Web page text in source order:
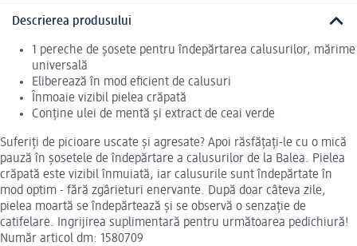
Descrierea produsului
1 pereche de șosete pentru îndepărtarea calusurilor, mărime
universală
Eliberează în mod eficient de calusuri
Înmoaie vizibil pielea crăpată
Conține ulei de mentă și extract de ceai verde
Suferiți de picioare uscate și agresate? Apoi răsfățați-le cu o mică
pauză în șosetele de îndepărtare a calusurilor de la Balea. Pielea
crăpată este vizibil înmuiată, iar calusurile sunt îndepărtate în
mod optim - fără zgârieturi enervante. După doar câteva zile,
pielea moartă se îndepărtează și se observă o senzație de
catifelare. Ingrijirea suplimentară pentru următoarea pedichiură!
Număr articol dm: 1580709